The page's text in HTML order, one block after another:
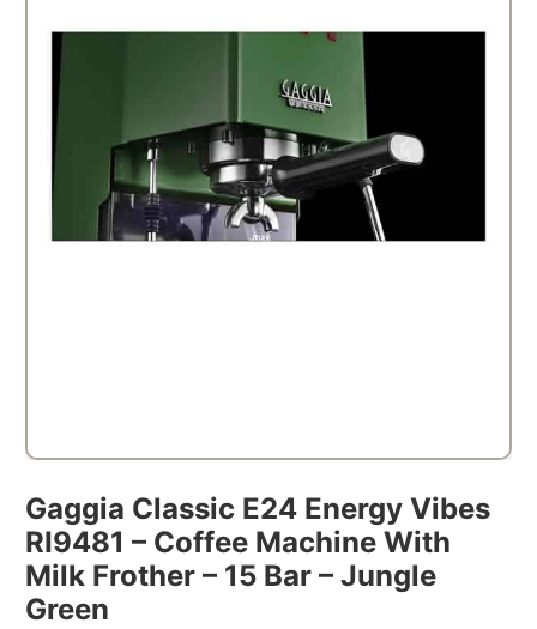
Gaggia Classic E24 Energy Vibes
RI9481 – Coffee Machine With
Milk Frother – 15 Bar – Jungle
Green